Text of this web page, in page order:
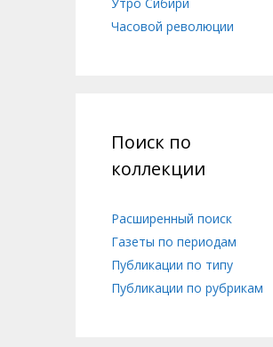
Часовой революции
Поиск по
коллекции
Расширенный поиск
Газеты по периодам
Публикации по типу
Публикации по рубрикам